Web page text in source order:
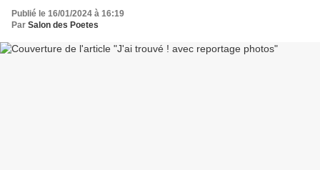
Publié le 16/01/2024 à 16:19
Par Salon des Poetes